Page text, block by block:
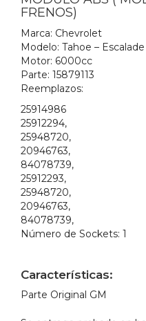
FRENOS)
Marca: Chevrolet
Modelo: Tahoe –
Motor: 6000cc
Parte: 15879113
Reemplazos:
25914986
25912294,
25948720,
20946763,
84078739,
25912293,
25948720,
20946763,
84078739,
Número de Sockets: 1
Características:
Parte Original GM